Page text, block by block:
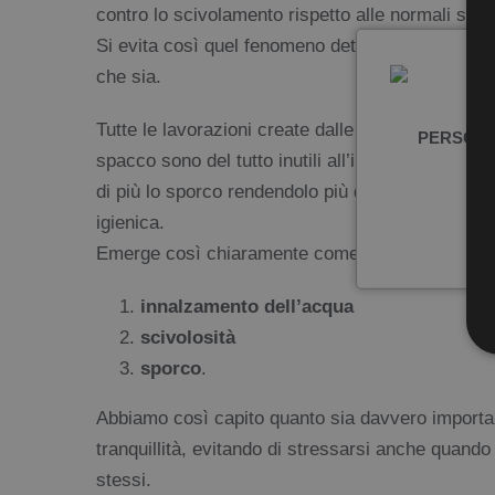
contro lo scivolamento rispetto alle normali
Si evita così quel fenomeno detto
che sia.
Tutte le lavorazioni create dalle diverse aziende
spacco sono del tutto inutili all’interno di un
di più lo sporco rendendolo più difficile da
igienica.
Emerge così chiaramente come una
pedana
innalzamento dell’acqua
scivolosità
sporco.
Abbiamo così capito quanto sia davvero
tranquillità, evitando di stressarsi anche
stessi.